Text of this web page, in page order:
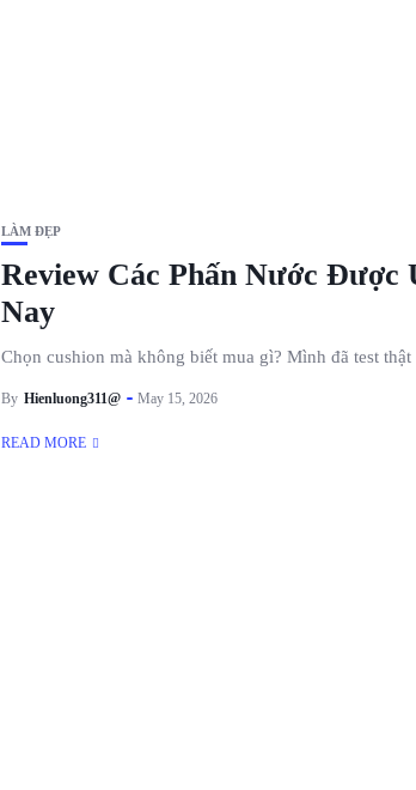
LÀM ĐẸP
Review Các Phấn Nước Được
Nay
Chọn cushion mà không biết mua gì? Mình đã test
By Hienluong311@ May 15, 2026
READ MORE